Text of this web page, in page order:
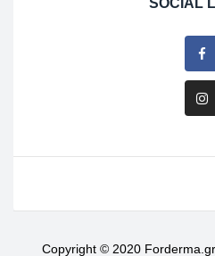
SOCIAL
Copyright © 2020